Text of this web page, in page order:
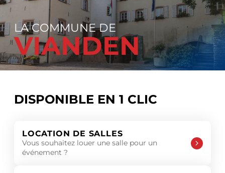
LA COMMUNE DE
VIANDEN
DISPONIBLE EN 1 CLIC
LOCATION DE SALLES
Vous souhaitez louer une salle pour un
événement ?